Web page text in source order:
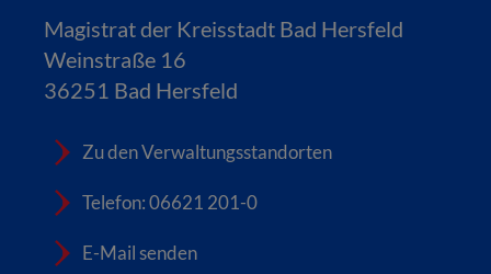
Magistrat der Kreisstadt Bad Hersfeld
Weinstraße 16
36251 Bad Hersfeld
Zu den Verwaltungsstandorten
Telefon: 06621 201-0
E-Mail senden